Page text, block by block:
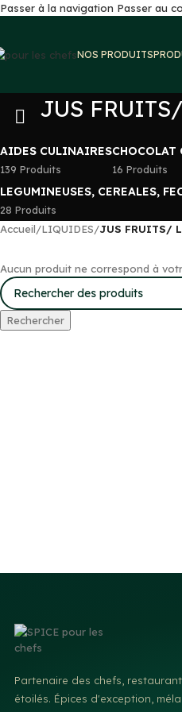
Passer à la navigation Passer au
NOS PRODUITS
JUS
AIDES CULINAIRES
139 Produits
CHOCOLAT
16 Produits
LEGUMINEUSES, CEREALES,
28 Produits
Accueil/LIQUIDES/JUS FRUITS/
Aucun produit ne correspond à
Rechercher
Partenaire des chefs,
étoilés. Épices d'exception,